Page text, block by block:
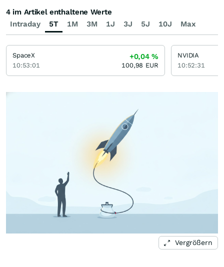
Vergrößern
Intraday 5T 1M 3M 1J 3J 5J 10J Max
4 im Artikel enthaltene Werte
SpaceX
10:53:01
+0,04%
100,98 EUR
NVIDIA
10:52:31